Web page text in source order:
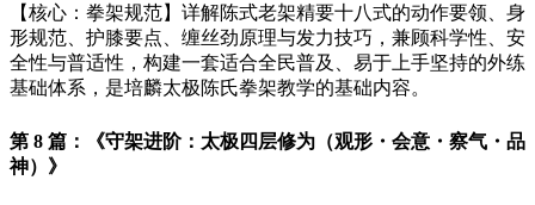
【核心：拳架规范】详解陈式老架精要十八式的动作要领、身
形规范、护膝要点、缠丝劲原理与发力技巧，兼顾科学性、安
全性与普适性，构建一套适合全民普及、易于上手坚持的外练
基础体系，是培麟太极陈氏拳架教学的基础内容。
第 8 篇：《守架进阶：太极四层修为（观形・会意・察气・品
神）》